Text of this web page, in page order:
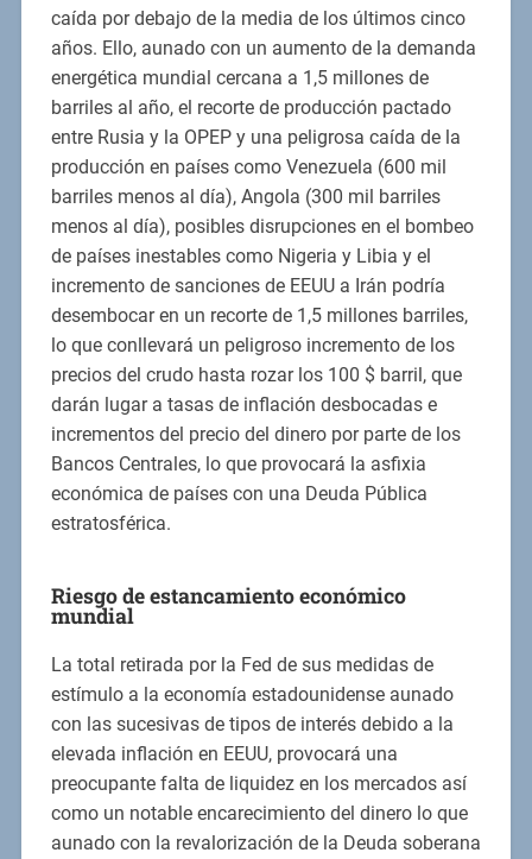
caída por debajo de la media de los últimos cinco
años. Ello, aunado con un aumento de la demanda
energética mundial cercana a 1,5 millones de
barriles al año, el recorte de producción pactado
entre Rusia y la OPEP y una peligrosa caída de la
producción en países como Venezuela (600 mil
barriles menos al día), Angola (300 mil barriles
menos al día), posibles disrupciones en el bombeo
de países inestables como Nigeria y Libia y el
incremento de sanciones de EEUU a Irán podría
desembocar en un recorte de 1,5 millones barriles,
lo que conllevará un peligroso incremento de los
precios del crudo hasta rozar los 100 $ barril, que
darán lugar a tasas de inflación desbocadas e
incrementos del precio del dinero por parte de los
Bancos Centrales, lo que provocará la asfixia
económica de países con una Deuda Pública
estratosférica.
Riesgo de estancamiento económico
mundial
La total retirada por la Fed de sus medidas de
estímulo a la economía estadounidense aunado
con las sucesivas de tipos de interés debido a la
elevada inflación en EEUU, provocará una
preocupante falta de liquidez en los mercados así
como un notable encarecimiento del dinero lo que
aunado con la revalorización de la Deuda soberana